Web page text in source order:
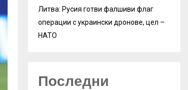
Литва: Русия готви фалшиви флаг
операции с украински дронове, цел –
НАТО
Последни